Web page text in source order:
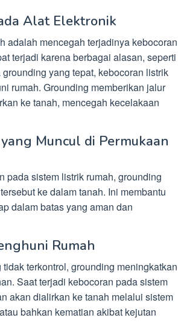
Alat Elektronik
adalah mencegah terjadinya kebocoran
terjadi karena berbagai alasan, seperti
yang tepat, kebocoran listrik
rumah. Grounding memberikan jalur
ke tanah, mencegah kecelakaan
Muncul di Permukaan
pada sistem listrik rumah, grounding
ke dalam tanah. Ini membantu
dalam batas yang aman dan
Rumah
terkontrol, grounding meningkatkan
Saat terjadi kebocoran pada sistem
akan dialirkan ke tanah melalui sistem
bahkan kematian akibat kejutan